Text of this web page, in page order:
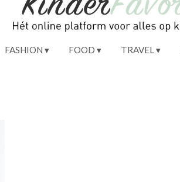
FASHION FOOD TRAVEL